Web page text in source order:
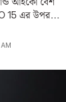
15 এর উপর
প্রিমিয়াম